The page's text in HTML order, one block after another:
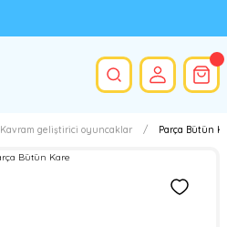
Kavram geliştirici oyuncaklar Parça Bütün